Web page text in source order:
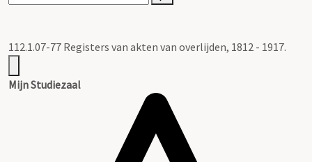
112.1.07-77 Registers van akten van overlijden, 1812 - 1917.
Mijn Studiezaal